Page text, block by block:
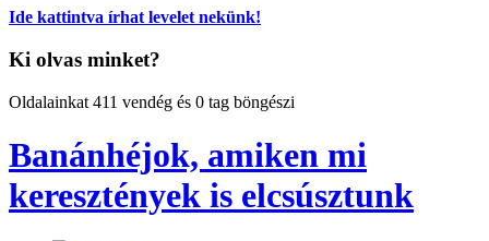
Ide kattintva írhat levelet nekünk!
Ki olvas minket?
Oldalainkat 411 vendég és 0 tag böngészi
Banánhéjok, amiken mi
keresztények is elcsúsztunk